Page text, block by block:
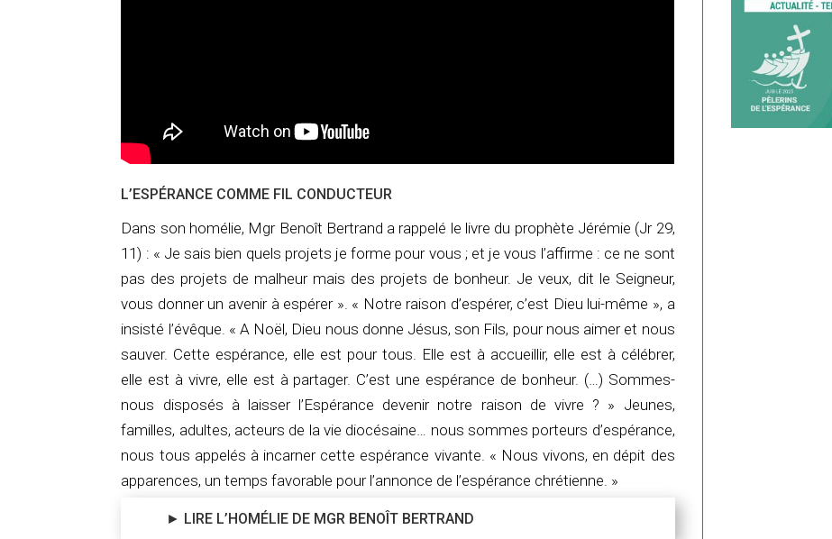
L’ESPÉRANCE COMME FIL CONDUCTEUR
Dans son homélie, Mgr Benoît Bertrand a rappelé le livre du prophète Jérémie (Jr 29,
11) : « Je sais bien quels projets je forme pour vous ; et je vous l’affirme : ce ne sont
pas des projets de malheur mais des projets de bonheur. Je veux, dit le Seigneur,
vous donner un avenir à espérer ». « Notre raison d’espérer, c’est Dieu lui-même », a
insisté l’évêque. « A Noël, Dieu nous donne Jésus, son Fils, pour nous aimer et nous
sauver. Cette espérance, elle est pour tous. Elle est à accueillir, elle est à célébrer,
elle est à vivre, elle est à partager. C’est une espérance de bonheur. (…) Sommes-
nous disposés à laisser l’Espérance devenir notre raison de vivre ? » Jeunes,
familles, adultes, acteurs de la vie diocésaine… nous sommes porteurs d’espérance,
nous tous appelés à incarner cette espérance vivante. « Nous vivons, en dépit des
apparences, un temps favorable pour l’annonce de l’espérance chrétienne. »
► LIRE L’HOMÉLIE DE MGR BENOÎT BERTRAND